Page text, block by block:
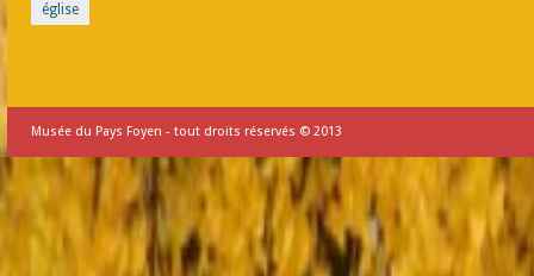
église
Musée du Pays Foyen - tout droits réservés © 2013